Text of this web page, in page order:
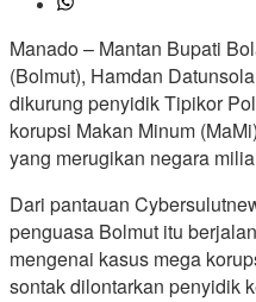
Manado – Mantan Bupati
(Bolmut), Hamdan
dikurung penyidik Tipikor
korupsi Makan Minum
yang merugikan negara
Dari pantauan
penguasa Bolmut itu
mengenai kasus mega
sontak dilontarkan penyidik